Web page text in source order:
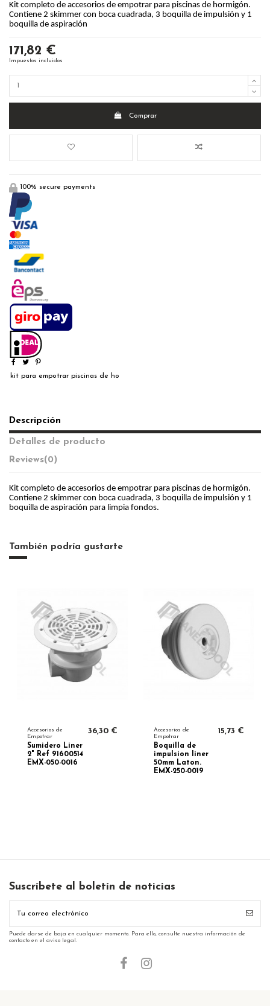
Kit completo de accesorios de empotrar para piscinas de hormigón.
Contiene 2 skimmer con boca cuadrada, 3 boquilla de impulsión y 1
boquilla de aspiración
171,82 €
Impuestos incluidos
Comprar
100% secure payments
kit para empotrar piscinas de ho
Descripción
Detalles de producto
Reviews(0)
Kit completo de accesorios de empotrar para piscinas de hormigón.
Contiene 2 skimmer con boca cuadrada, 3 boquilla de impulsión y 1
boquilla de aspiración para limpia fondos.
También podría gustarte
Accesorios de
Empotrar
Sumidero Liner
2" Ref 91600514
EMX-050-0016
36,30 €
Accesorios de
Empotrar
Boquilla de
impulsion liner
50mm Laton.
EMX-250-0019
15,73 €
Suscríbete al boletín de noticias
Puede darse de baja en cualquier momento. Para ello, consulte nuestra información de
contacto en el aviso legal.